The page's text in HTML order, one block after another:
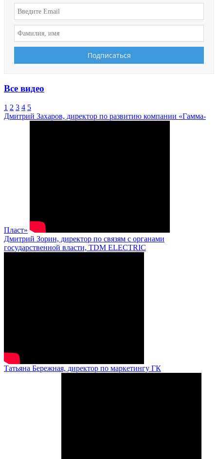
Все видео
1 2 3 4 5
Дмитрий Захаров, директор по развитию компании «Гамма-
Пласт»
Дмитрий Зорин, директор по связям с органами
государственной власти, TDM ELECTRIC
Татьяна Бережная, директор по маркетингу ГК